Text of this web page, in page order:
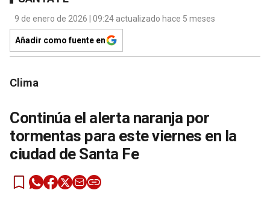
9 de enero de 2026 | 09:24 actualizado hace 5 meses
Añadir como fuente en
Clima
Continúa el alerta naranja por
tormentas para este viernes en la
ciudad de Santa Fe